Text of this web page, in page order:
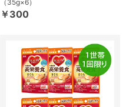
（35g×6）
￥300